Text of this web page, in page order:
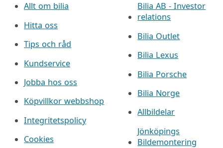
Allt om bilia
Hitta oss
Tips och råd
Kundservice
Jobba hos oss
Köpvillkor webbshop
Integritetspolicy
Cookies
Bilia AB - Investor
relations
Bilia Outlet
Bilia Lexus
Bilia Porsche
Bilia Norge
Allbildelar
Jönköpings
Bildemontering